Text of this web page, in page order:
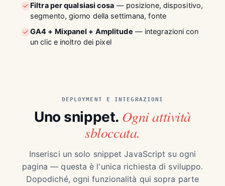
Filtra per qualsiasi cosa — posizione, dispositivo,
segmento, giorno della settimana, fonte
GA4 + Mixpanel + Amplitude — integrazioni con
un clic e inoltro dei pixel
DEPLOYMENT E INTEGRAZIONI
Uno snippet. Ogni attività
sbloccata.
Inserisci un solo snippet JavaScript su ogni
pagina — questa è l'unica richiesta di sviluppo.
Dopodiché, ogni funzionalità qui sopra parte